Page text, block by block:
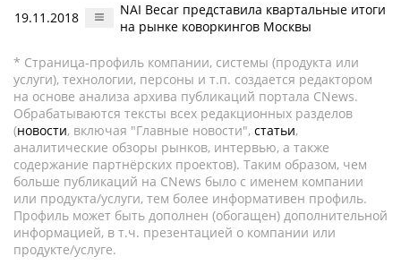
19.11.2018
NAI Becar представила квартальные итоги
на рынке коворкингов Москвы
* Страница-профиль компании, системы (продукта или
услуги), технологии, персоны и т.п. создается редактором
на основе анализа архива публикаций портала CNews.
Обрабатываются тексты всех редакционных разделов
(новости, включая "Главные новости", статьи,
аналитические обзоры рынков, интервью, а также
содержание партнёрских проектов). Таким образом, чем
больше публикаций на CNews было с именем компании
или продукта/услуги, тем более информативен профиль.
Профиль может быть дополнен (обогащен) дополнительной
информацией, в т.ч. презентацией о компании или
продукте/услуге.